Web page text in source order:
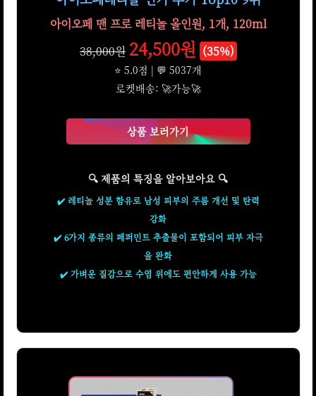
아이오페 맨 프로 레티놀 올인원, 1개, 120ml
38,000원 24,500원 (35%)
⭐ 5.0점 | 💬 5037개
로켓배송: 🚀가능🚀
상품 보러가기
🔍 제품의 특징을 알아보아요 🔍
✔️ 레티놀 성분 함유로 남성 피부의 주름 개선 및 탄력
강화
✔️ 6가지 종류의 페퍼민트 추출물이 포함되어 피부 자극
을 완화
✔️ 가벼운 질감으로 수염 위에도 편안하게 사용 가능